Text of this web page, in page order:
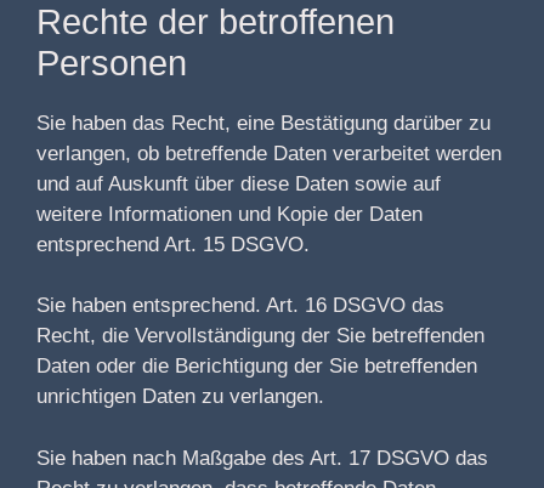
Rechte der betroffenen
Personen
Sie haben das Recht, eine Bestätigung darüber zu
verlangen, ob betreffende Daten verarbeitet werden
und auf Auskunft über diese Daten sowie auf
weitere Informationen und Kopie der Daten
entsprechend Art. 15 DSGVO.
Sie haben entsprechend. Art. 16 DSGVO das
Recht, die Vervollständigung der Sie betreffenden
Daten oder die Berichtigung der Sie betreffenden
unrichtigen Daten zu verlangen.
Sie haben nach Maßgabe des Art. 17 DSGVO das